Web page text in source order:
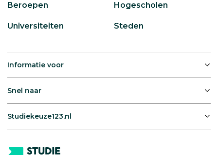
Beroepen Hogescholen
Universiteiten Steden
Informatie voor
Snel naar
Studiekeuze123.nl